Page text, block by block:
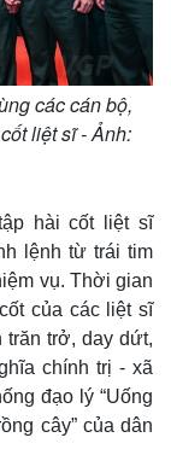
phòng
các cán bộ,
liệt sĩ - Ảnh:
hài cốt liệt sĩ
lệnh từ trái tim
vụ. Thời gian
của các liệt sĩ
trở, day dứt,
chính trị - xã
đạo lý “Uống
cây” của dân